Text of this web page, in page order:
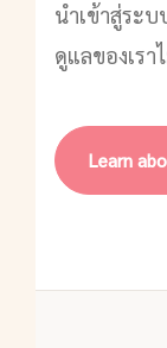
นำเข้าสู่ระ
ดูแลของเร
Learn